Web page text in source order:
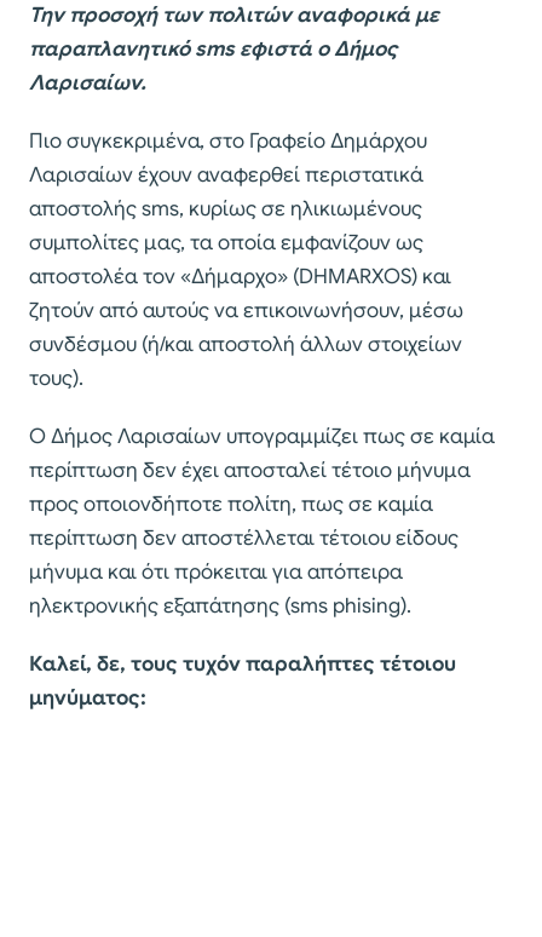
Την προσοχή των πολιτών αναφορικά με
παραπλανητικό sms εφιστά ο Δήμος
Λαρισαίων.
Πιο συγκεκριμένα, στο Γραφείο Δημάρχου
Λαρισαίων έχουν αναφερθεί περιστατικά
αποστολής sms, κυρίως σε ηλικιωμένους
συμπολίτες μας, τα οποία εμφανίζουν ως
αποστολέα τον «Δήμαρχο» (DHMARXOS) και
ζητούν από αυτούς να επικοινωνήσουν, μέσω
συνδέσμου (ή/και αποστολή άλλων στοιχείων
τους).
Ο Δήμος Λαρισαίων υπογραμμίζει πως σε καμία
περίπτωση δεν έχει αποσταλεί τέτοιο μήνυμα
προς οποιονδήποτε πολίτη, πως σε καμία
περίπτωση δεν αποστέλλεται τέτοιου είδους
μήνυμα και ότι πρόκειται για απόπειρα
ηλεκτρονικής εξαπάτησης (sms phising).
Καλεί, δε, τους τυχόν παραλήπτες τέτοιου
μηνύματος: